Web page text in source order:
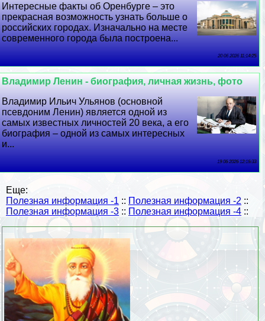
Интересные факты об Оренбурге – это
прекрасная возможность узнать больше о
российских городах. Изначально на месте
современного города была построена...
20 06 2026 11:14:25
Владимир Ленин - биография, личная жизнь, фото
Владимир Ильич Ульянов (основной
псевдоним Ленин) является одной из
самых известных личностей 20 века, а его
биография – одной из самых интересных
и...
19 06 2026 12:16:33
Еще:
Полезная информация -1 :: Полезная информация -2 ::
Полезная информация -3 :: Полезная информация -4 ::